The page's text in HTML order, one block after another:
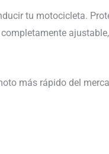
tu motocicleta.
más rápido del